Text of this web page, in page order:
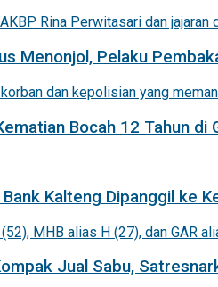
Menonjol, Pelaku
Bocah 12 Tahun
Kalteng Dipanggil ke
Jual Sabu,